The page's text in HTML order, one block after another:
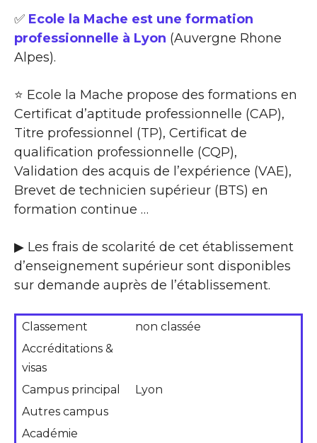
✅ Ecole la Mache est une formation
professionnelle à Lyon (Auvergne Rhone
Alpes).
⭐ Ecole la Mache propose des formations en
Certificat d’aptitude professionnelle (CAP),
Titre professionnel (TP), Certificat de
qualification professionnelle (CQP),
Validation des acquis de l’expérience (VAE),
Brevet de technicien supérieur (BTS) en
formation continue …
▶ Les frais de scolarité de cet établissement
d’enseignement supérieur sont disponibles
sur demande auprès de l’établissement.
Classement
non classée
Accréditations &
visas
Campus principal
Lyon
Autres campus
Académie